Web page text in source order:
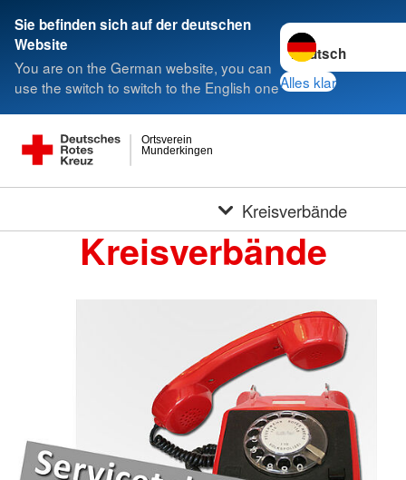
Sie befinden sich auf der deutschen
Website
You are on the German website, you can
use the switch to switch to the English one
Sprache wechseln
Alles klar
Munderkingen
Ortsverein
Kreisverbände
Kreisverbände